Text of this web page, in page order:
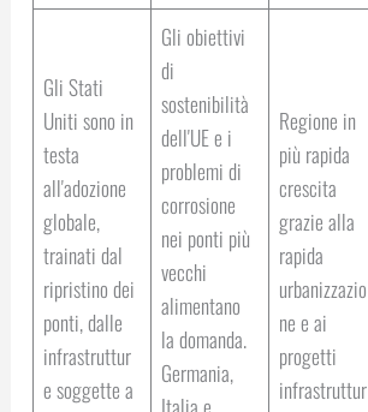
Gli Stati
Uniti sono in
testa
all'adozione
globale,
trainati dal
ripristino dei
ponti, dalle
infrastruttur
e soggette a
Gli obiettivi
di
sostenibilità
dell'UE e i
problemi di
corrosione
nei ponti più
vecchi
alimentano
la domanda.
Germania,
Regione in
più rapida
crescita
grazie alla
rapida
urbanizzazio
ne e ai
progetti
infrastruttur